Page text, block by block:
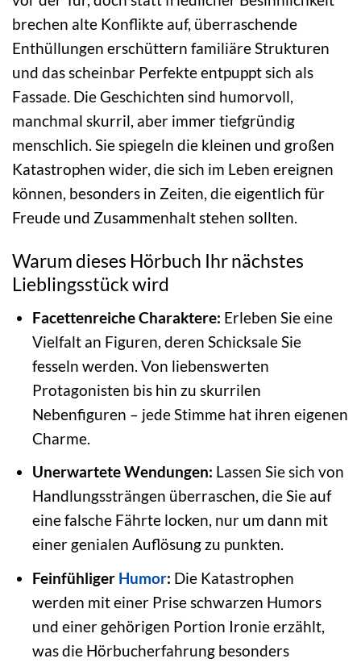
brechen alte Konflikte auf, überraschende
Enthüllungen erschüttern familiäre Strukturen
und das scheinbar Perfekte entpuppt sich als
Fassade. Die Geschichten sind humorvoll,
manchmal skurril, aber immer tiefgründig
menschlich. Sie spiegeln die kleinen und großen
Katastrophen wider, die sich im Leben ereignen
können, besonders in Zeiten, die eigentlich für
Freude und Zusammenhalt stehen sollten.
Warum dieses Hörbuch Ihr nächstes
Lieblingsstück wird
Facettenreiche Charaktere: Erleben Sie eine
Vielfalt an Figuren, deren Schicksale Sie
fesseln werden. Von liebenswerten
Protagonisten bis hin zu skurrilen
Nebenfiguren – jede Stimme hat ihren eigenen
Charme.
Unerwartete Wendungen: Lassen Sie sich von
Handlungssträngen überraschen, die Sie auf
eine falsche Fährte locken, nur um dann mit
einer genialen Auflösung zu punkten.
Feinfühliger Humor: Die Katastrophen
werden mit einer Prise schwarzen Humors
und einer gehörigen Portion Ironie erzählt,
was die Hörbucherfahrung besonders